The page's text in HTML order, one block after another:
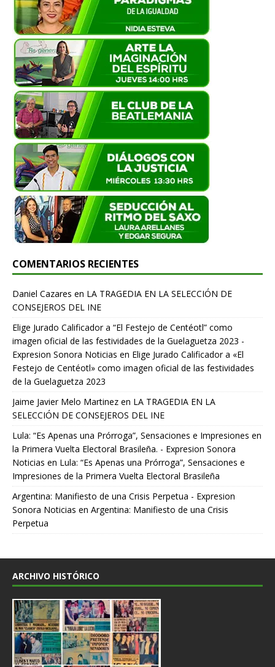
COMENTARIOS RECIENTES
Daniel Cazares en LA TRAGEDIA EN LA SELECCIÓN DE
CONSEJEROS DEL INE
Elige Jurado Calificador a “El Festejo de Centéotl” como
imagen oficial de las festividades de la Guelaguetza 2023 -
Expresion Sonora Noticias en Elige Jurado Calificador a «El
Festejo de Centéotl» como imagen oficial de las festividades
de la Guelaguetza 2023
Jaime Javier Melo Martinez en LA TRAGEDIA EN LA
SELECCIÓN DE CONSEJEROS DEL INE
Lula: “Es Apenas una Prórroga”, Sensaciones e Impresiones en
la Primera Vuelta Electoral Brasileña. - Expresion Sonora
Noticias en Lula: “Es Apenas una Prórroga”, Sensaciones e
Impresiones de la Primera Vuelta Electoral Brasileña
Argentina: Manifiesto de una Crisis Perpetua - Expresion
Sonora Noticias en Argentina: Manifiesto de una Crisis
Perpetua
ARCHIVO HISTÓRICO